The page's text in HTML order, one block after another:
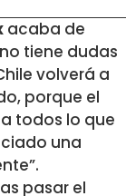
acaba de
tiene dudas
volverá a
porque el
todos lo que
una
pasar el